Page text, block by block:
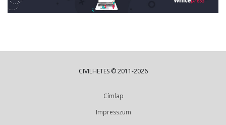
CIVILHETES © 2011-2026
Címlap
Impresszum